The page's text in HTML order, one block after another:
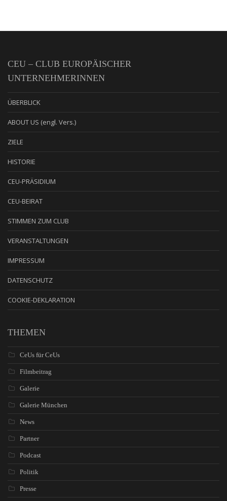
CEU – CLUB EUROPÄISCHER
UNTERNEHMERINNEN
ÜBERBLICK
ABOUT US (engl. Vers.)
ZIELE
HISTORIE
CEU-PRÄSIDIUM
CEU-BEIRAT
STIMMEN ZUM CLUB
VERANSTALTUNGEN
IMPRESSUM
DATENSCHUTZ
COOKIE-DEKLARATION
THEMEN
CeUs für CeUs
Filmbeitrag
Galerie
Galerie München
News
Partner
Podcast
Politik
Presse